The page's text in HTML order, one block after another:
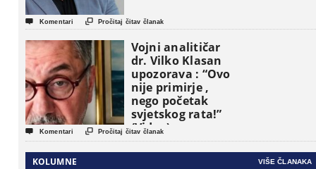
 Komentari  Pročitaj čitav članak
Vojni analitičar
dr. Vilko Klasan
upozorava : “Ovo
nije primirje ,
nego početak
svjetskog rata!”
(Video)
 Komentari  Pročitaj čitav članak
KOLUMNE VIŠE ČLANAKA